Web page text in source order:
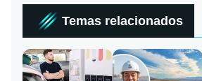
Temas relacionados